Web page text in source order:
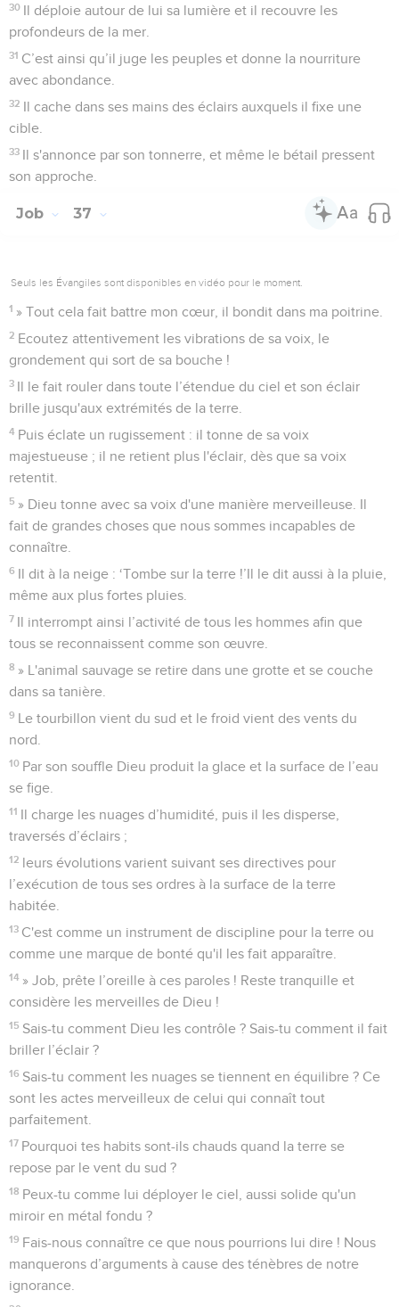
30 Il déploie autour de lui sa lumière et il recouvre les
profondeurs de la mer.
31 C’est ainsi qu’il juge les peuples et donne la nourriture
avec abondance.
32 Il cache dans ses mains des éclairs auxquels il fixe une
cible.
33 Il s'annonce par son tonnerre, et même le bétail pressent
son approche.
Job 37
Seuls les Évangiles sont disponibles en vidéo pour le moment.
1 » Tout cela fait battre mon cœur, il bondit dans ma poitrine.
2 Ecoutez attentivement les vibrations de sa voix, le
grondement qui sort de sa bouche !
3 Il le fait rouler dans toute l’étendue du ciel et son éclair
brille jusqu'aux extrémités de la terre.
4 Puis éclate un rugissement : il tonne de sa voix
majestueuse ; il ne retient plus l'éclair, dès que sa voix
retentit.
5 » Dieu tonne avec sa voix d'une manière merveilleuse. Il
fait de grandes choses que nous sommes incapables de
connaître.
6 Il dit à la neige : ‘Tombe sur la terre !’Il le dit aussi à la pluie,
même aux plus fortes pluies.
7 Il interrompt ainsi l’activité de tous les hommes afin que
tous se reconnaissent comme son œuvre.
8 » L'animal sauvage se retire dans une grotte et se couche
dans sa tanière.
9 Le tourbillon vient du sud et le froid vient des vents du
nord.
10 Par son souffle Dieu produit la glace et la surface de l’eau
se fige.
11 Il charge les nuages d’humidité, puis il les disperse,
traversés d’éclairs ;
12 leurs évolutions varient suivant ses directives pour
l’exécution de tous ses ordres à la surface de la terre
habitée.
13 C'est comme un instrument de discipline pour la terre ou
comme une marque de bonté qu'il les fait apparaître.
14 » Job, prête l’oreille à ces paroles ! Reste tranquille et
considère les merveilles de Dieu !
15 Sais-tu comment Dieu les contrôle ? Sais-tu comment il fait
briller l’éclair ?
16 Sais-tu comment les nuages se tiennent en équilibre ? Ce
sont les actes merveilleux de celui qui connaît tout
parfaitement.
17 Pourquoi tes habits sont-ils chauds quand la terre se
repose par le vent du sud ?
18 Peux-tu comme lui déployer le ciel, aussi solide qu'un
miroir en métal fondu ?
19 Fais-nous connaître ce que nous pourrions lui dire ! Nous
manquerons d’arguments à cause des ténèbres de notre
ignorance.